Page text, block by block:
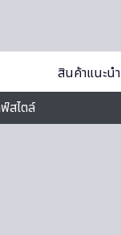
สินค้าแนะนำ
สไตล์